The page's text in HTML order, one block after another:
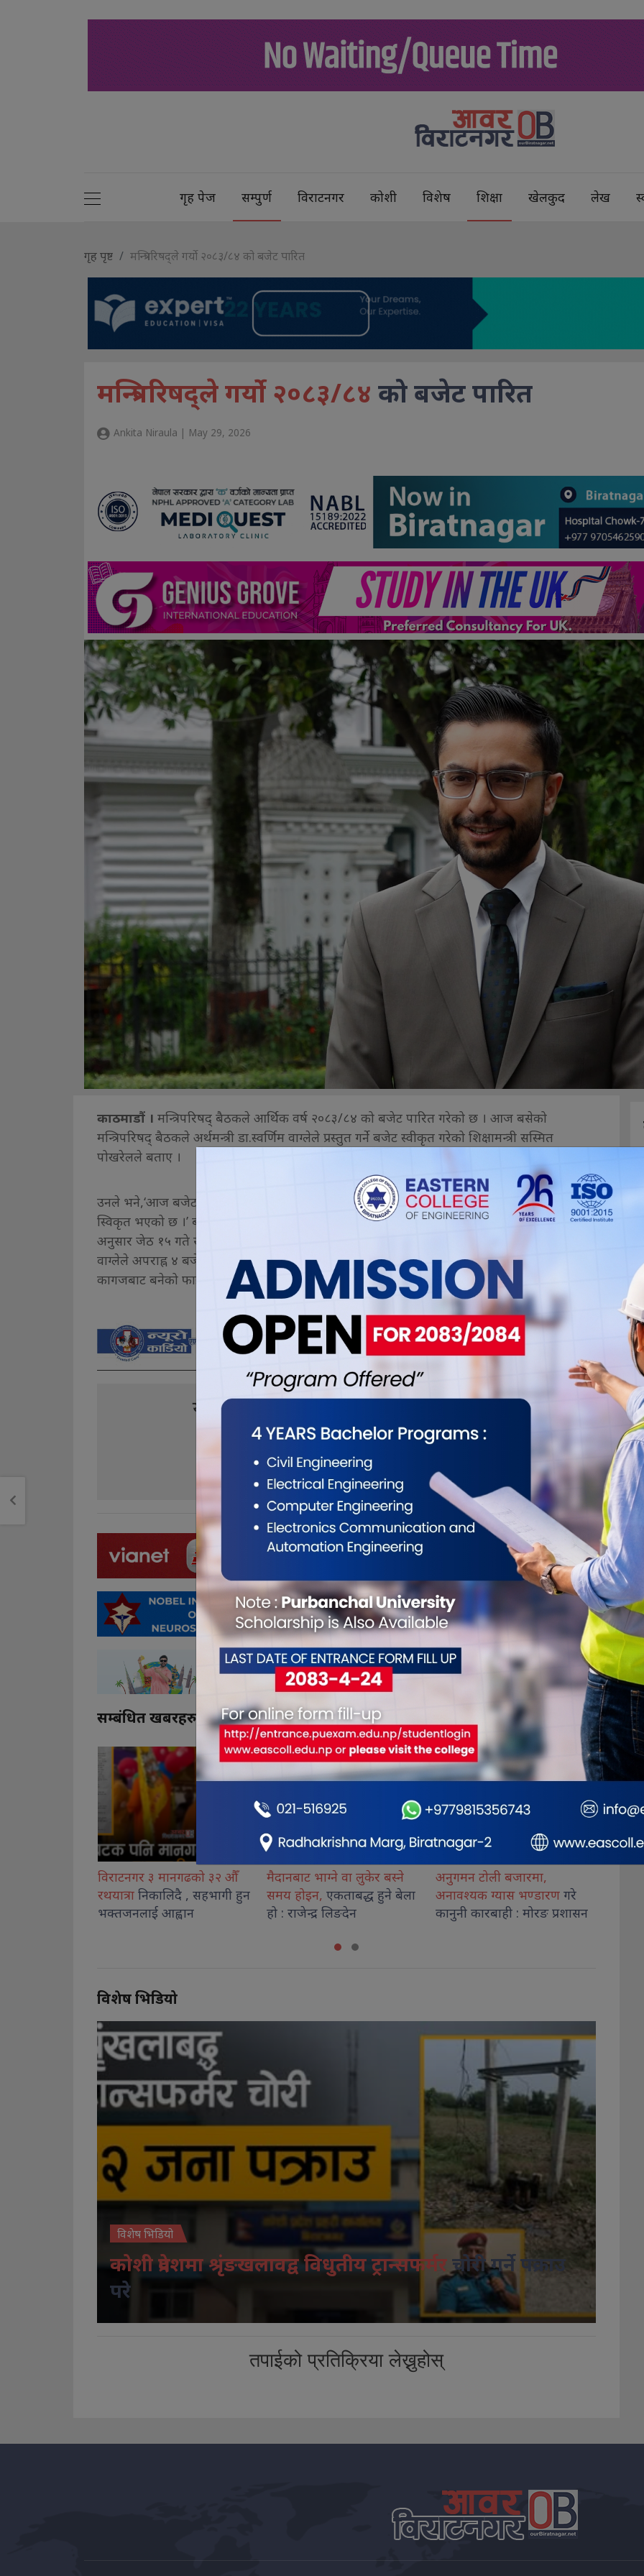
गृह पेज सम्पुर्ण विराटनगर कोशी विशेष शिक्षा खेलकुद लेख
गृह पृष्ट मन्त्रिपरिषद्ले गर्यो २०८३/८४ को बजेट पारित
मन्त्रिपरिषद्ले गर्यो २०८३/८४ को बजेट पारित
Ankita Niraula | May 29, 2026
काठमाडौं । मन्त्रिपरिषद् बैठकले आर्थिक वर्ष २०८३/८४ को बजेट पारित गरेको छ । आज बसेको
मन्त्रिपरिषद् बैठकले अर्थमन्त्री डा.स्वर्णिम वाग्लेले प्रस्तुत गर्ने बजेट स्वीकृत गरेको शिक्षामन्त्री सस्मित
पोखरेलले बताए ।
उनले भने,‘आज बजेट भएको हुनाले एउटा मात्र मुख्य निर्णय गरियो । बजेट वक्तव्य संसदमा पेस गर्नको लागि
स्विकृत भएको छ ।’ बजेट स्वीकृतसँगै अर्थमन्त्री डा. वाग्ले संसद भवन पुगेका छन् । संवैधानिक व्यवस्था
अनुसार जेठ १५ गते सरकारले आगामी आर्थिक वर्षको बजेट सार्वजनिक गर्न लागेको हो । अर्थमन्त्री डा.
वाग्लेले अपराह्न ४ बजे संघीय संसदको संयुक्त बैठकमा बजेट प्रस्तुत गर्नेक्रममा ब्रिफकेस नभइ नेपाली
कागजबाट बनेको फाइल बोकेर संसद्मा प्रस्तुत हुने कार्यक्रम तय भएको थियो ।
यो खबर पढेर तपाईलाई कस्तो महसुस भयो ?
0 0 0
सम्बंधित खबरहरु
मैदानबाट भाग्ने वा लुकेर बस्ने
समय होइन, एकताबद्ध हुने बेला
हो : राजेन्द्र लिङदेन
अनुगमन टोली बजारमा,
अनावश्यक ग्यास भण्डारण गरे
कानुनी कारबाही : मोरङ प्रशासन
शिक्षा मन्त्रालयमा उच्च शिक्षा नीति
कार्यशालाको पहिलो सत्र सम्पन्न
विशेष भिडियो
विशेष भिडियो
कोशी प्रदेशमा श्रृंङखलावद्व विधुतीय ट्रान्सफर्मरचोरी गर्ने पक्राउ
परे
तपाईको प्रतिक्रिया लेख्नुहोस्